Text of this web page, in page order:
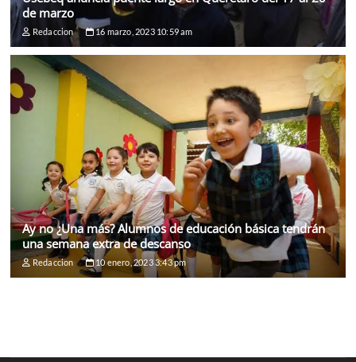
de marzo
Redaccion 16 marzo, 2023 10:59 am
Ay no ¿Una más? Alumnos de educación básica tendrán
una semana extra de descanso
Redaccion 10 enero, 2023 3:43 pm